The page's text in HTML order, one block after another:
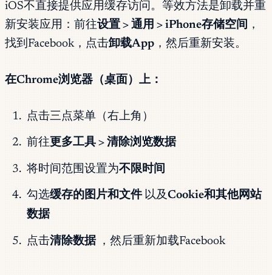
iOS不直接提供应用缓存访问。等效方法是卸载并重
新安装应用：前往设置 > 通用 > iPhone存储空间 ，
找到Facebook，点击卸载App ，然后重新安装。
在Chrome浏览器（桌面）上：
点击三点菜单（右上角）
前往更多工具 > 清除浏览数据
将时间范围设置为不限时间
勾选缓存的图片和文件 以及Cookie和其他网站
数据
点击清除数据 ，然后重新加载Facebook